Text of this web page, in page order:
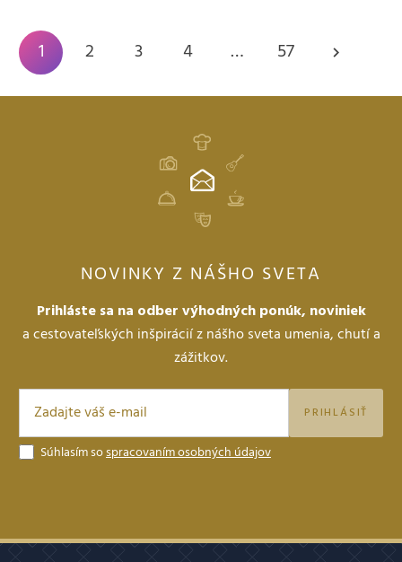
1 2 3 4 … 57
NOVINKY Z NÁŠHO SVETA
Prihláste sa na odber výhodných ponúk, noviniek
a cestovateľských inšpirácií z nášho sveta umenia, chutí a
zážitkov.
PRIHLÁSIŤ
Súhlasím sospracovaním osobných údajov